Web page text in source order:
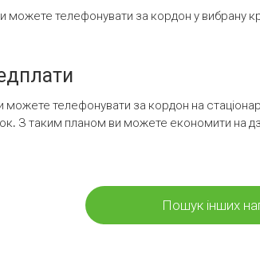
телефонувати за кордон у вибрану
можете телефонувати за кордон на
З таким планом ви можете економити на
Пошук інших